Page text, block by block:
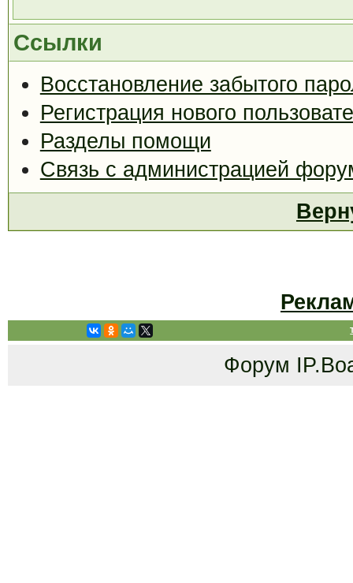
Ссылки
Восстановление забытого
Регистрация нового
Разделы помощи
Связь с администрацией
Форум